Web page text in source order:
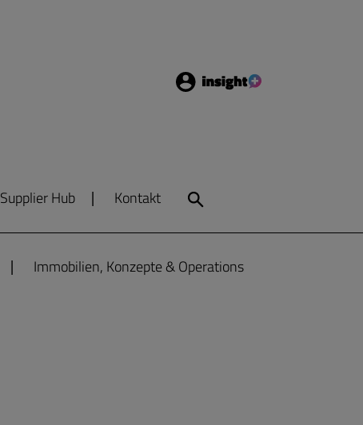
Supplier Hub Kontakt
Immobilien, Konzepte & Operations